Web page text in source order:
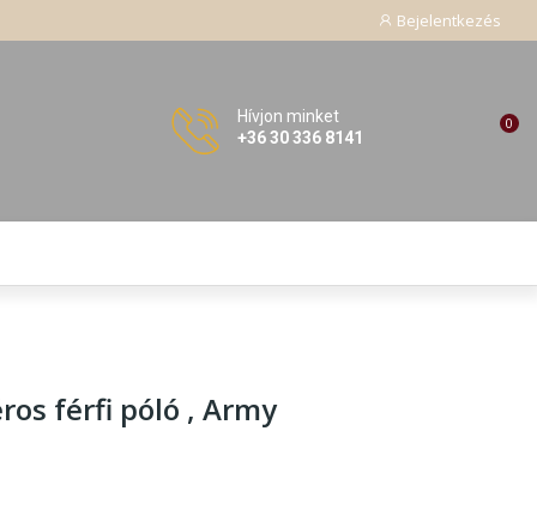
Bejelentkezés
Hívjon minket
+36 30 336 8141
0
férfi póló , Army